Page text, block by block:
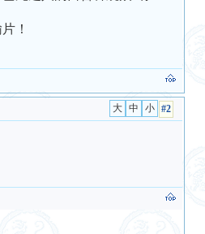
！
#2